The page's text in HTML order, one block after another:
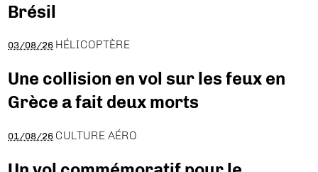
Brésil
03/08/26 HÉLICOPTÈRE
Une collision en vol sur les feux en
Grèce a fait deux morts
01/08/26 CULTURE AÉRO